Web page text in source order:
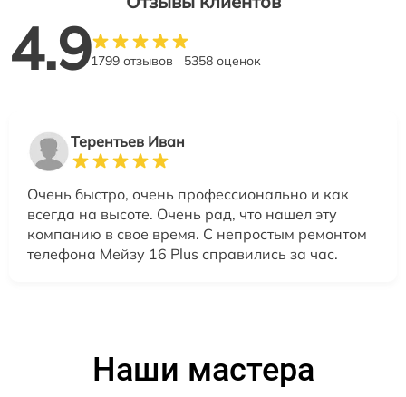
4.91799 отзывов 5358 оценок
Терентьев Иван
Очень быстро, очень профессионально и как
всегда на высоте. Очень рад, что нашел эту
компанию в свое время. С непростым ремонтом
телефона Мейзу 16 Plus справились за час.
Наши мастера